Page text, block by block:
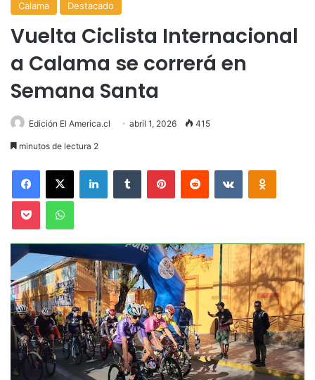
Calama Destacado
Vuelta Ciclista Internacional
a Calama se correrá en
Semana Santa
Edición El America.cl abril 1, 2026 415
minutos de lectura 2
Facebook
X LinkedInTumblr PinterestReddit VKontakte
Pocket WhatsApp